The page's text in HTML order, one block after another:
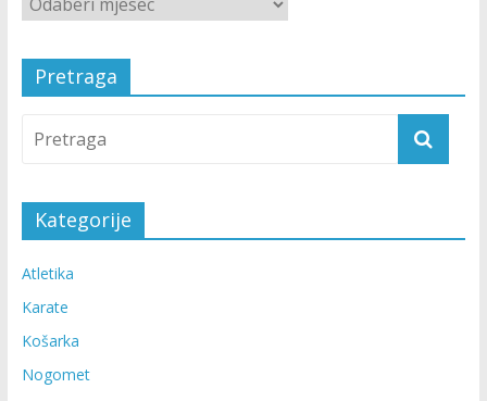
Pretraga
Kategorije
Atletika
Karate
Košarka
Nogomet